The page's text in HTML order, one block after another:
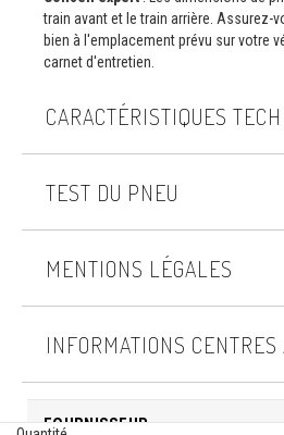
train avant et le train arrière. Assurez-
bien à l'emplacement prévu sur votre
carnet d'entretien.
CARACTÉRISTIQUES
TEST DU PNEU
MENTIONS LÉGALES
INFORMATIONS CENTRES
FOURNISSEUR